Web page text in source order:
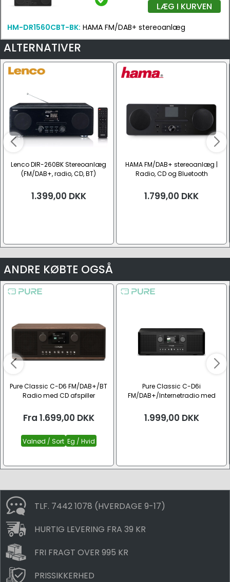
LÆG I KURVEN
HM-DR1560CBT-BK: HAMA FM/DAB+ stereoanlæg
ALTERNATIVER
Lenco DIR-260BK Stereoanlæg
(FM/DAB+, radio, CD, BT)
1.399,00 DKK
HAMA FM/DAB+ stereoanlæg |
Radio, CD og Bluetooth
1.799,00 DKK
ANDRE KØBTE OGSÅ
Pure Classic C-D6 FM/DAB+/BT
Radio med CD afspiller
Fra 1.699,00 DKK
Valnød / Sort Eg / Hvid
Pure Classic C-D6i
FM/DAB+/Internetradio med
1.999,00 DKK
TLF. 7442 1078 (HVERDAGE 9-17)
HURTIG LEVERING FRA 39 KR
FRI FRAGT OVER 995 KR
PRISSIKKERHED